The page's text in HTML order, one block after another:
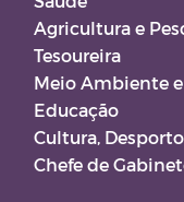
Agricultura e
Tesoureira
Meio Ambiente
Educação
Cultura,
Chefe de